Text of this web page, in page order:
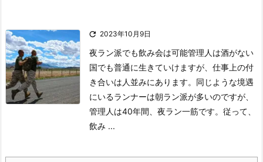
 2023年10月9日
夜ラン派でも飲み会は可能管理人は酒がない
国でも普通に生きていけますが、仕事上の付
き合いは人並みにあります。 同じような境遇
にいるランナーは朝ラン派が多いのですが、
管理人は40年間、夜ラン一筋です。 従って、
飲み ...